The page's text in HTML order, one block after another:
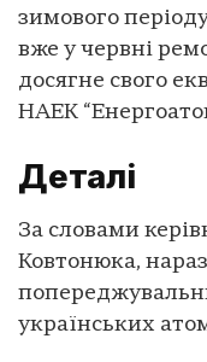
зимового
вже у червні
досягне свого
НАЕК
Деталі
За словами
Ковтонюка,
українських